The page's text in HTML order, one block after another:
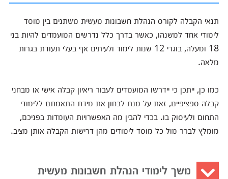
תנאי הקבלה לקורס הנהלת חשבונות מעשית משתנים בין מוסד
לימודי אחד למשנהו, כאשר בדרך כלל נדרשים המועמדים להיות בני
18 ומעלה, בוגרי 12 שנות לימוד ולעיתים אף בעלי תעודת בגרות
מלאה.
כמו כן, ייתכן כי יידרשו המועמדים לעבור ריאיון קבלה אישי או מבחני
קבלה ספציפיים, זאת על מנת לבחון את מידת התאמתם ללימודי
התחום ולעיסוק בו. בכדי להבין מה האפשרויות העומדות בפניכם,
מומלץ לברר מול כל מוסד לימודים מהן דרישות הקבלה אותן מציב.
משך לימודי הנהלת חשבונות מעשית